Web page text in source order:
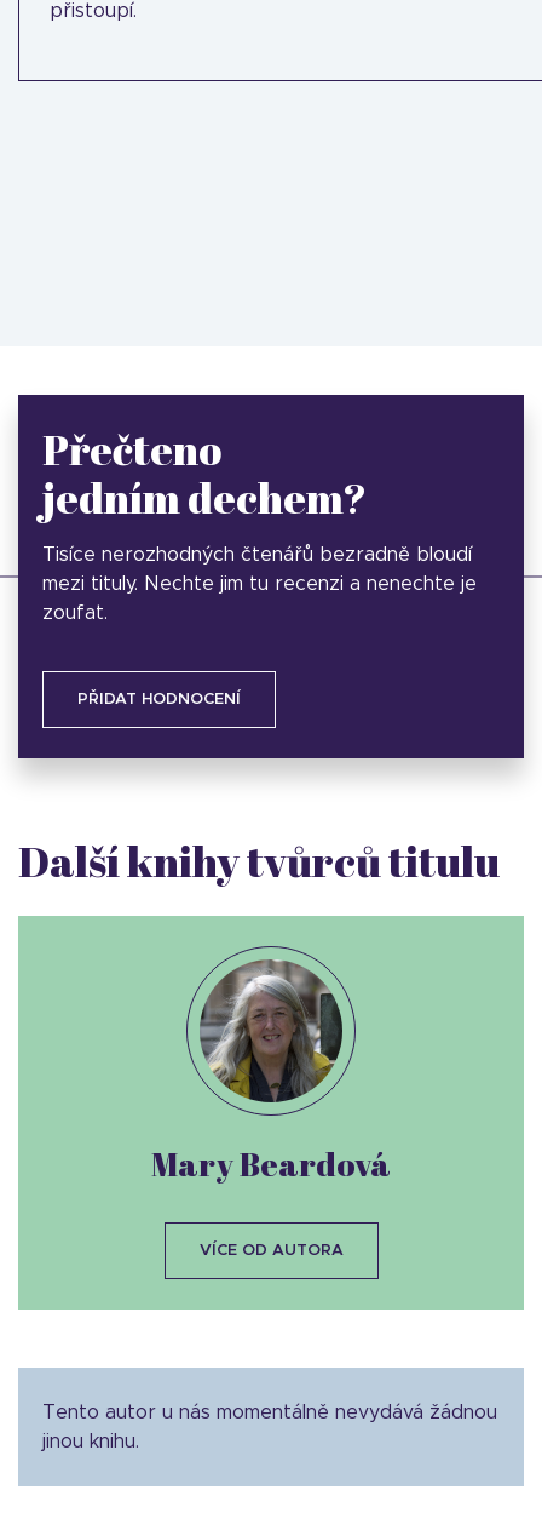
přistoupí.
Přečteno
jedním dechem?
Tisíce nerozhodných čtenářů bezradně bloudí
mezi tituly. Nechte jim tu recenzi a nenechte je
zoufat.
PŘIDAT HODNOCENÍ
Další knihy tvůrců titulu
Tento autor u nás momentálně nevydává žádnou
jinou knihu.
Mary Beardová
VÍCE OD AUTORA